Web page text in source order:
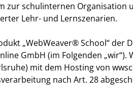
zur schulinternen Organisation
Lehr- und Lernszenarien.
„WebWeaver® School“ der
GmbH (im Folgenden „wir“).
mit dem Hosting von
nach Art. 28